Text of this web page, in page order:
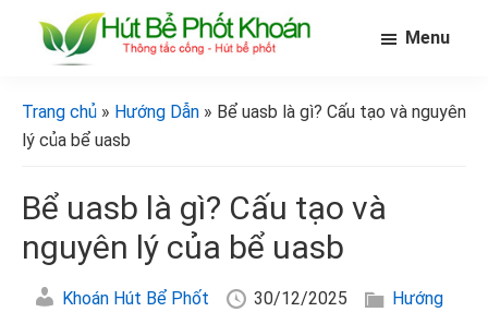
phốt
khoán]
bể
phốt
Menu
Trang chủ » Hướng Dẫn » Bể uasb là gì? Cấu tạo và nguyên
lý của bể uasb
Bể uasb là gì? Cấu tạo và
nguyên lý của bể uasb
Khoán Hút Bể Phốt 30/12/2025
Hướng